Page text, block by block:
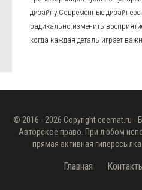
дизайну Современные
радикально изменить
когда каждая деталь играет
© 2016 - 2026 Copyright ceemat.ru -
Авторское право. При любом
прямая активная
Главная